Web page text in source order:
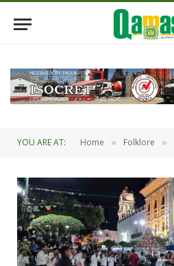
YOU ARE AT: Home » Folklore »